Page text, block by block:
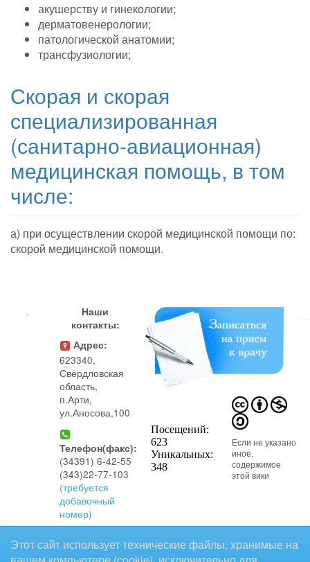
акушерству и гинекологии;
дерматовенерологии;
патологической анатомии;
трансфузиологии;
Скорая и скорая
специализированная
(санитарно-авиационная)
медицинская помощь, в том
числе:
а) при осуществлении скорой медицинской помощи по:
скорой медицинской помощи.
.
Наши
контакты:
Адрес:
623340,
Свердловская
область,
п.Арти,
ул.Аносова,100
Телефон(факс):
(34391) 6-42-55
(343)22-77-103
(требуется
добавочный
номер)
Телефон(регистратура
Если не указано
иное,
содержимое
этой вики
предоставляется на условиях
следующей лицензии:
CC Attribution-Noncommercial-Share Alike
Этот сайт использует технические файлы, хранимые на